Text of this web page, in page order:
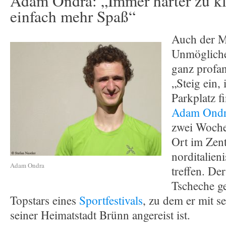
einfach mehr Spaß“
Adam Ondra
Auch der
ganz
„Steig ein,
Parkplatz
Adam
zwei
Ort im
treffen.
Tscheche
Topstars eines Sportfestivals, zu dem er mit
seiner Heimatstadt Brünn angereist ist.